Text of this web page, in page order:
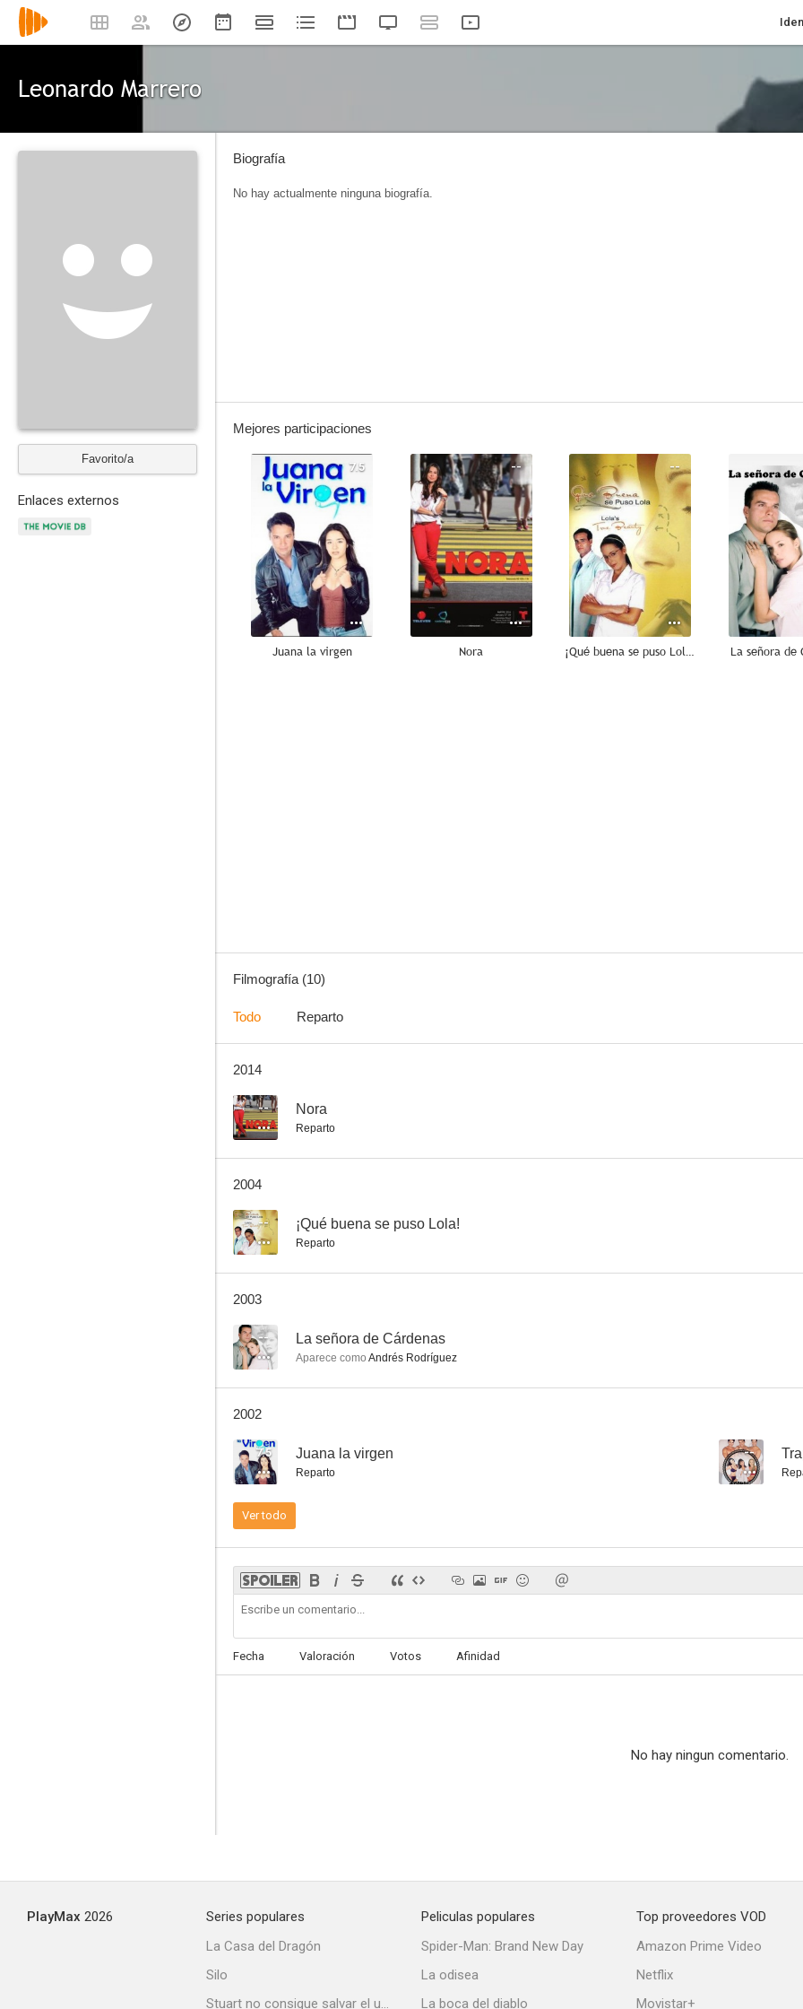
Leonardo Marrero
Favorito/a
Enlaces externos
Biografía
No hay actualmente ninguna biografía.
Mejores participaciones
7.5
Juana la virgen
--
Nora
--
¡Qué buena se puso Lola! La señora de
Filmografía (10)
Todo Reparto
2014
-- Nora
Reparto
2004
-- ¡Qué buena se puso Lola!
Reparto
2003
-- La señora de Cárdenas
Aparece como Andrés Rodríguez
2002
7.5 Juana la virgen
Reparto
--
Ver todo
Fecha Valoración Votos Afinidad
No hay ningun comentario.
PlayMax 2026
Series populares
La Casa del Dragón
Silo
Stuart no consigue salvar el universo
Peliculas populares
Spider-Man: Brand New Day
La odisea
La boca del diablo
Top proveedores VOD
Amazon Prime Video
Netflix
Movistar+